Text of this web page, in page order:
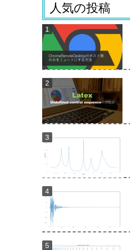
人気の投稿